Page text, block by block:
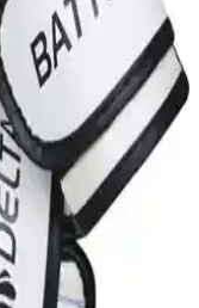
Strong ve Ejderha
yorumları ve
Kum Torbası
yüksek kaliteli
ideal antrenman
Siyah Boks